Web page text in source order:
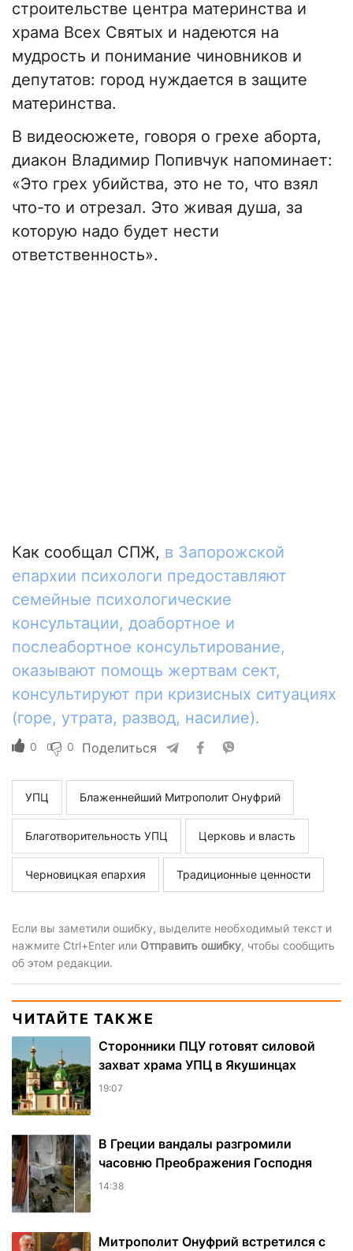
строительстве центра материнства и
храма Всех Святых и надеются на
мудрость и понимание чиновников и
депутатов: город нуждается в защите
материнства.
В видеосюжете, говоря о грехе аборта,
диакон Владимир Попивчук напоминает:
«Это грех убийства, это не то, что взял
что-то и отрезал. Это живая душа, за
которую надо будет нести
ответственность».
Как сообщал СПЖ, в Запорожской
епархии психологи предоставляют
семейные психологические
консультации, доабортное и
послеабортное консультирование,
оказывают помощь жертвам сект,
консультируют при кризисных ситуациях
(горе, утрата, развод, насилие).
0 0 Поделиться
УПЦ Блаженнейший Митрополит Онуфрий
Благотворительность УПЦ Церковь и власть
Черновицкая епархия Традиционные ценности
Если вы заметили ошибку, выделите необходимый текст и
нажмите Ctrl+Enter или Отправить ошибку, чтобы сообщить
об этом редакции.
ЧИТАЙТЕ ТАКЖЕ
Сторонники ПЦУ готовят силовой
захват храма УПЦ в Якушинцах
19:07
В Греции вандалы разгромили
часовню Преображения Господня
14:38
Митрополит Онуфрий встретился с